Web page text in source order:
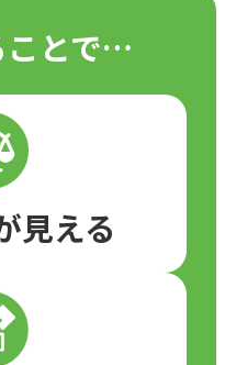
ことで…
見える